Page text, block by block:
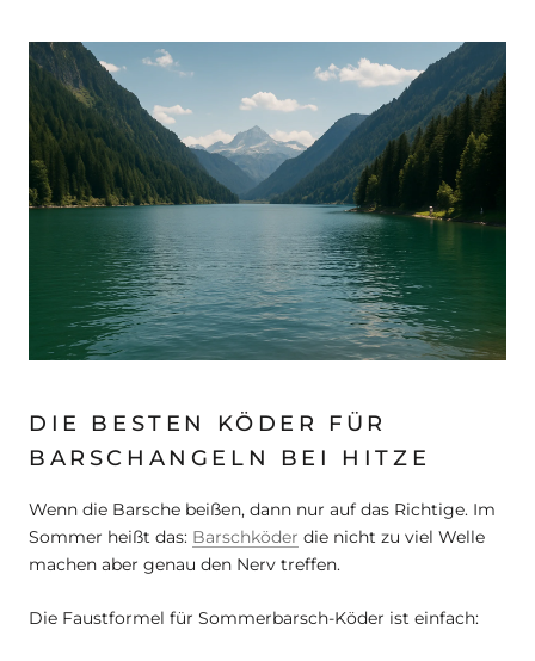
DIE BESTEN KÖDER FÜR
BARSCHANGELN BEI HITZE
Wenn die Barsche beißen, dann nur auf das Richtige. Im
Sommer heißt das: Barschköder die nicht zu viel Welle
machen aber genau den Nerv treffen.
Die Faustformel für Sommerbarsch-Köder ist einfach: